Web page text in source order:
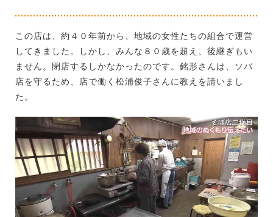
この店は、約４０年前から、地域の女性たちの組合で運営
してきました。しかし、みんな８０歳を超え、後継ぎもい
ません。閉店するしかなかったのです。銘形さんは、ソバ
店を守るため、店で働く松浦俊子さんに教えを請いまし
た。